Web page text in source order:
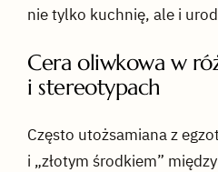
nie tylko kuchnię, ale i
Cera oliwkowa w
i stereotypach
Często utożsamiana z
i „złotym środkiem”